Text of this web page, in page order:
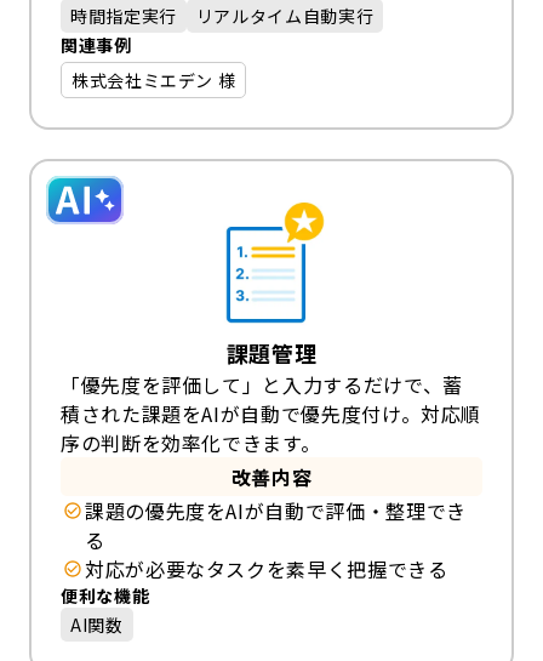
時間指定実行
リアルタイム自動実行
関連事例
株式会社ミエデン 様
課題管理
「優先度を評価して」と入力するだけで、蓄
積された課題をAIが自動で優先度付け。対応順
序の判断を効率化できます。
改善内容
課題の優先度をAIが自動で評価・整理でき
る
対応が必要なタスクを素早く把握できる
便利な機能
AI関数